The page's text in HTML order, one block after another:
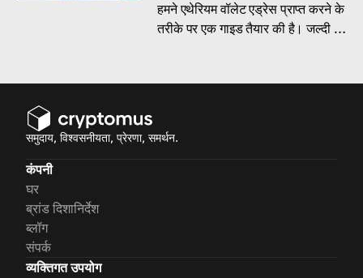
हमने एथेरियम वॉलेट एड्रेस प्राप्त करने के
तरीके पर एक गाइड तैयार की है। जल्दी करें
समुदाय, विश्वसनीयता, प्रेरणा, समर्थन.
कंपनी
घर
ब्रांड दिशानिर्देश
ब्लॉग
संपर्क
व्यक्तिगत उपयोग